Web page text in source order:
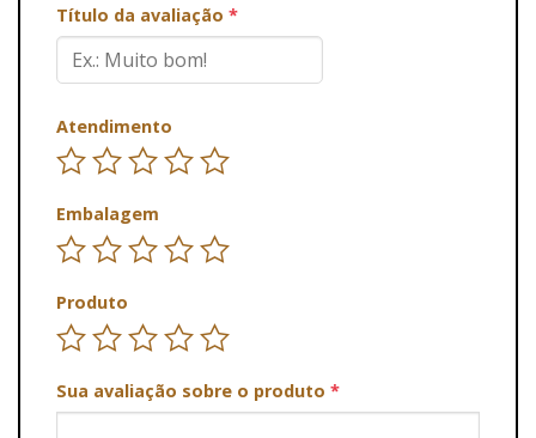
Título da avaliação *
Atendimento
Embalagem
Produto
Sua avaliação sobre o produto *